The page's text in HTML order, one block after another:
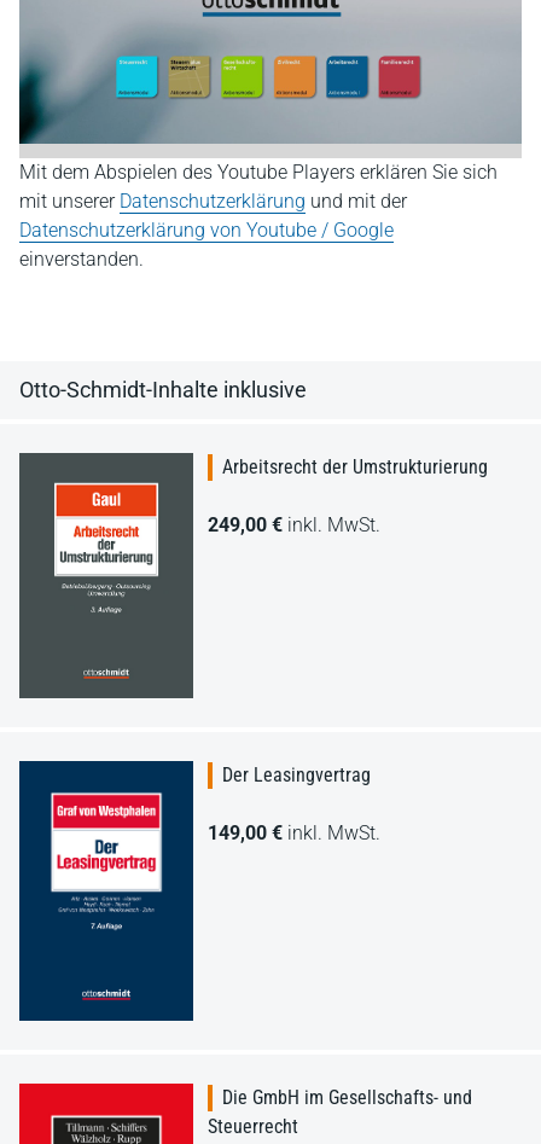
Mit dem Abspielen des Youtube Players erklären Sie sich
mit unserer Datenschutzerklärung und mit der
Datenschutzerklärung von Youtube / Google
einverstanden.
Otto-Schmidt-Inhalte inklusive
Arbeitsrecht der Umstrukturierung
249,00 € inkl. MwSt.
Der Leasingvertrag
149,00 € inkl. MwSt.
Die GmbH im Gesellschafts- und
Steuerrecht